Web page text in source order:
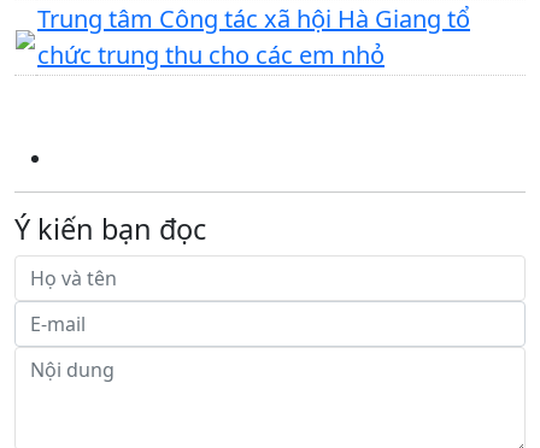
Trung tâm Công tác xã hội Hà Giang tổ
chức trung thu cho các em nhỏ
Ý kiến bạn đọc